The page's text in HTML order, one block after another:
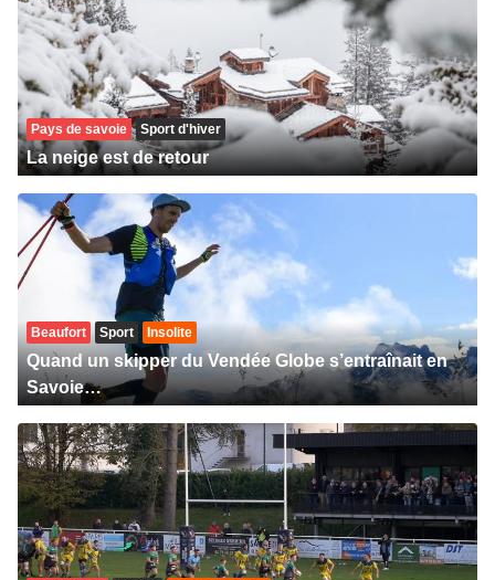
Pays de savoie Sport d'hiver
La neige est de retour
Beaufort Sport Insolite
Quand un skipper du Vendée Globe s’entraînait en
Savoie…